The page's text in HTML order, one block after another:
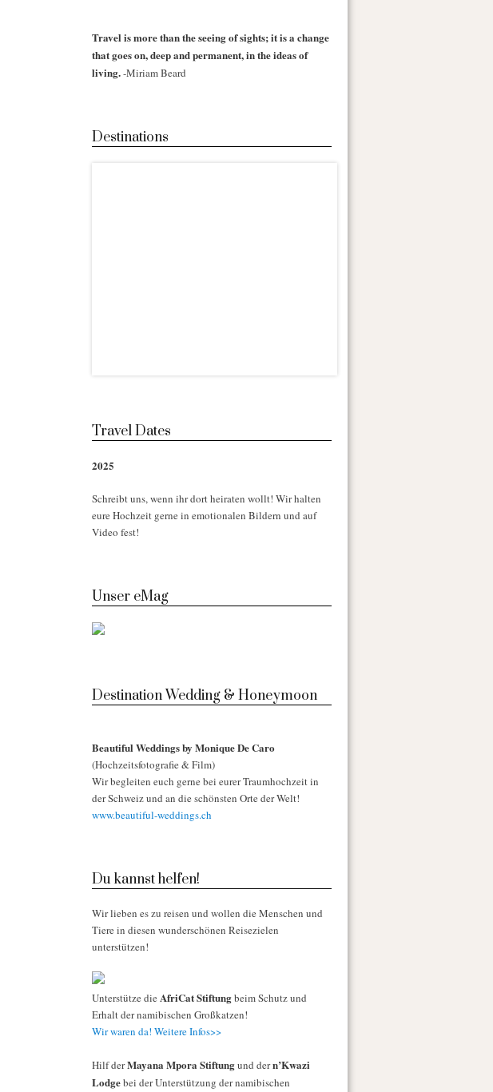
Travel is more than the seeing of sights; it is a change
that goes on, deep and permanent, in the ideas of
living.-Miriam Beard
Destinations
Travel Dates
2025
Schreibt uns, wenn ihr dort heiraten wollt! Wir halten
eure Hochzeit gerne in emotionalen Bildern und auf
Video fest!
Unser eMag
Destination Wedding & Honeymoon
Beautiful Weddings by Monique De Caro
(Hochzeitsfotografie & Film)
Wir begleiten euch gerne bei eurer Traumhochzeit in
der Schweiz und an die schönsten Orte der Welt!
www.beautiful-weddings.ch
Du kannst helfen!
Wir lieben es zu reisen und wollen die Menschen und
Tiere in diesen wunderschönen Reisezielen
unterstützen!
Unterstütze die AfriCat Stiftungbeim Schutz und
Erhalt der namibischen Großkatzen!
Wir waren da! Weitere Infos>>
Hilf derMayana Mpora Stiftungund dern’Kwazi
Lodgebei der Unterstützung der namibischen